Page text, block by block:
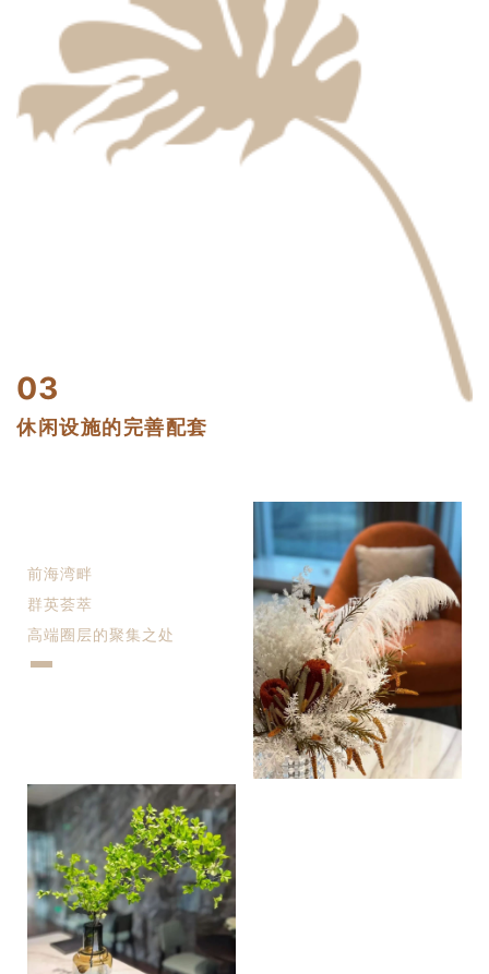
03
休闲设施的完善配套
前海湾畔
群英荟萃
高端圈层的聚集之处